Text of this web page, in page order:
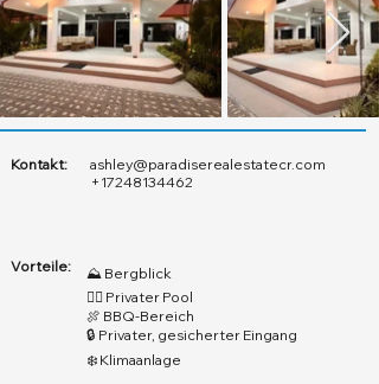
Kontakt:
ashley@paradiserealestatecr.com
+17248134462
Vorteile:
⛰️ Bergblick
🏊‍♂️ Privater Pool
🍖 BBQ-Bereich
🔒 Privater, gesicherter Eingang
❄️ Klimaanlage